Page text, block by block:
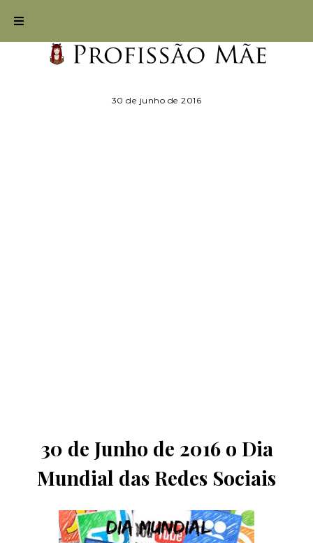
30 de junho de 2016
30 de Junho de 2016 o Dia
Mundial das Redes Sociais